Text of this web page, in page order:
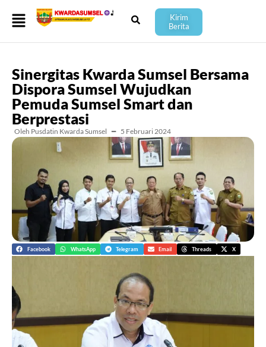
Kirim
Berita
Sinergitas Kwarda Sumsel Bersama
Dispora Sumsel Wujudkan
Pemuda Sumsel Smart dan
Berprestasi
Oleh Pusdatin Kwarda Sumsel ━ 5 Februari 2024
Facebook WhatsApp Telegram Email Threads X